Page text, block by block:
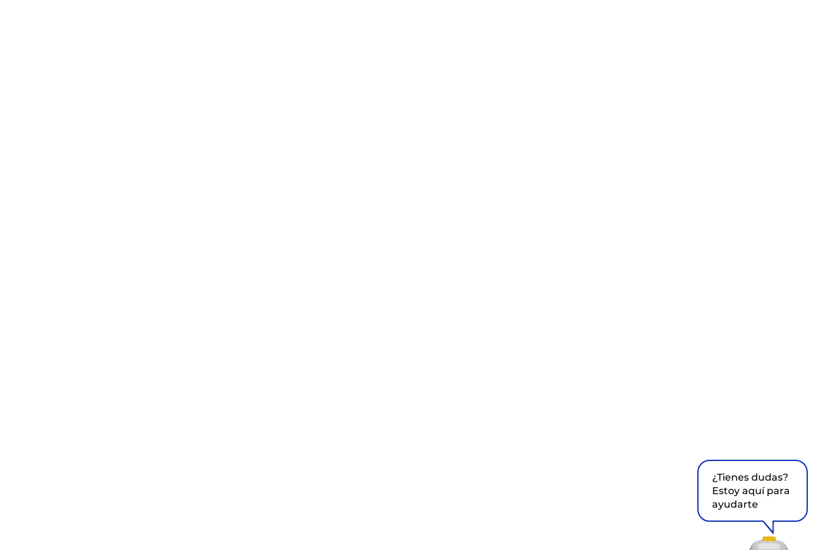
¿Tienes dudas?
Estoy aquí para
ayudarte